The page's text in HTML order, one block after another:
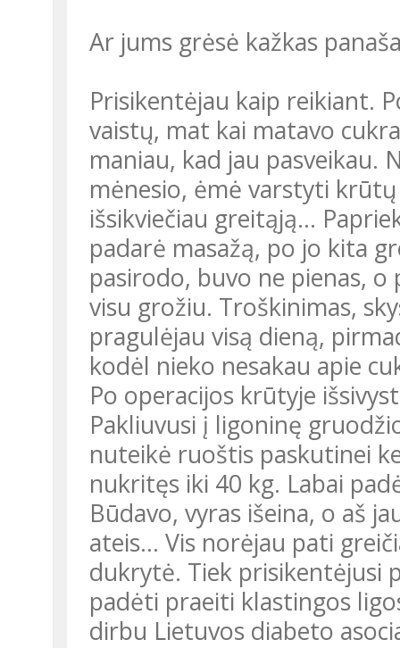
Ar jums grėsė kažkas
Prisikentėjau kaip reikiant.
vaistų, mat kai matavo
maniau, kad jau
mėnesio, ėmė varstyti
išsikviečiau greitąją…
padarė masažą, po jo kita
pasirodo, buvo ne pienas,
visu grožiu. Troškinimas,
pragulėjau visą dieną,
kodėl nieko nesakau apie
Po operacijos krūtyje
Pakliuvusi į ligoninę
nuteikė ruoštis paskutinei
nukritęs iki 40 kg. Labai
Būdavo, vyras išeina, o aš
ateis... Vis norėjau pati
dukrytė. Tiek prisikentėjusi
padėti praeiti klastingos
dirbu Lietuvos diabeto